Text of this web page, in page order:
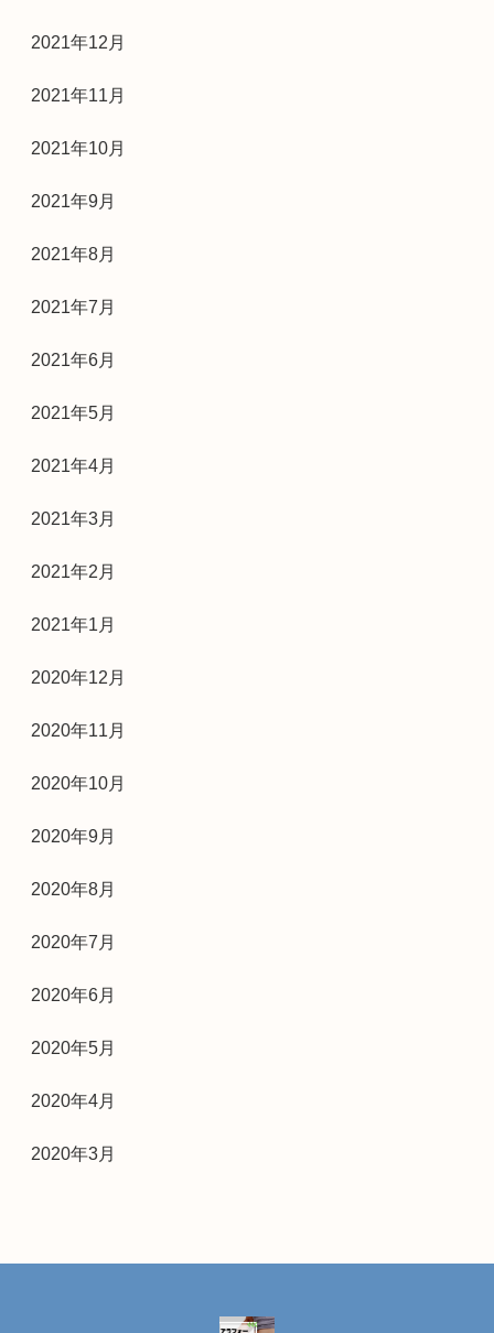
2021年12月
2021年11月
2021年10月
2021年9月
2021年8月
2021年7月
2021年6月
2021年5月
2021年4月
2021年3月
2021年2月
2021年1月
2020年12月
2020年11月
2020年10月
2020年9月
2020年8月
2020年7月
2020年6月
2020年5月
2020年4月
2020年3月